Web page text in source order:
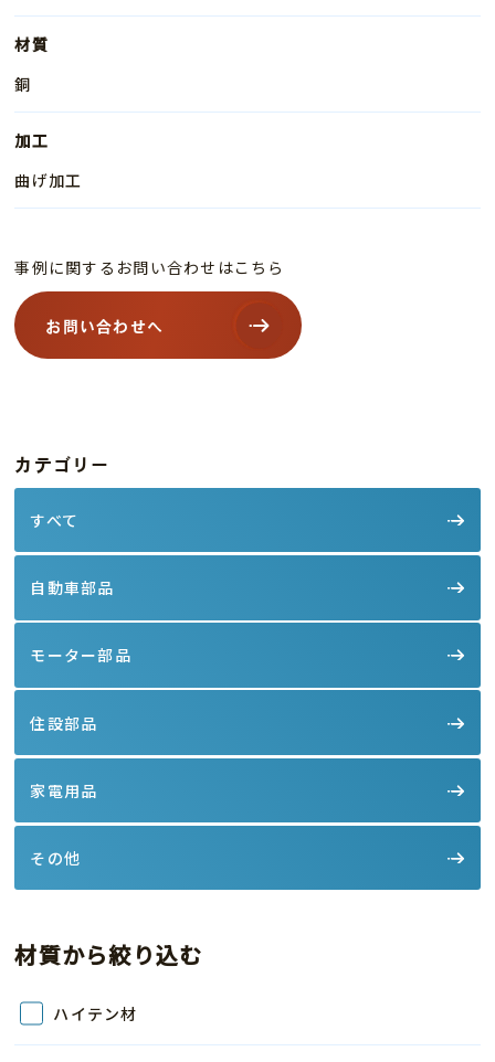
材質
銅
加工
曲げ加工
事例に関するお問い合わせはこちら
お問い合わせへ
カテゴリー
すべて
自動車部品
モーター部品
住設部品
家電用品
その他
材質から絞り込む
ハイテン材